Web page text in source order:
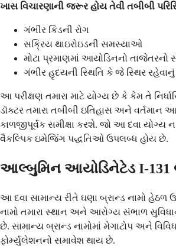
ખાસ વિચારણાની જરૂર હોય તેવી તબીબી
ગંભીર કિડની રોગ
સક્રિય થાઇરોઇડની સમસ્યાઓ
મોટા પ્રમાણમાં આયોડિનનો તાજેતરનો
ગંભીર હૃદયની સ્થિતિ કે જે સ્થિર
આ પરીક્ષણ તમારા માટે યોગ્ય છે કે કેમ તે
ડૉક્ટર તમારા તબીબી ઇતિહાસ અને વર્તમાન
કાળજીપૂર્વક સમીક્ષા કરશે. જો આ દવા યોગ્ય ન
વૈકલ્પિક ઇમેજિંગ પદ્ધતિઓ ઉપલબ્ધ હોય છે.
આલ્બુમિન આયોડિનેટેડ I-131
આ દવા સામાન્ય રીતે ઘણા બ્રાન્ડ નામો હેઠળ
નામો તમારા સ્થાન અને આરોગ્ય સંભાળ
છે. સામાન્ય બ્રાન્ડ નામોમાં મેગાટોપ અને
ફોર્મ્યુલેશનનો સમાવેશ થાય છે.